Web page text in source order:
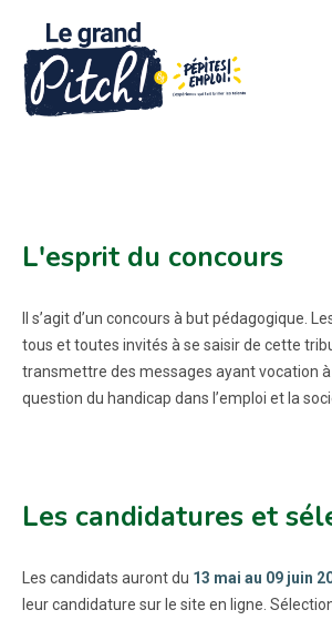
L'esprit du concours
Il s’agit d’un concours à but pédagogique.
tous et toutes invités à se saisir de cette
transmettre des messages ayant vocation à
question du handicap dans l’emploi et la
Les candidatures et
Les candidats auront du 13 mai au 09 juin
leur candidature sur le site en ligne.